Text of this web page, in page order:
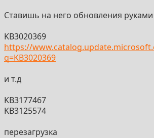
Ставишь на него обновления
KB3020369
https://
q=KB3020369
и т.д
KB3177467
KB3125574
перезагрузка